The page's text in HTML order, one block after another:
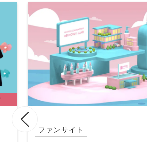
ファンサイト